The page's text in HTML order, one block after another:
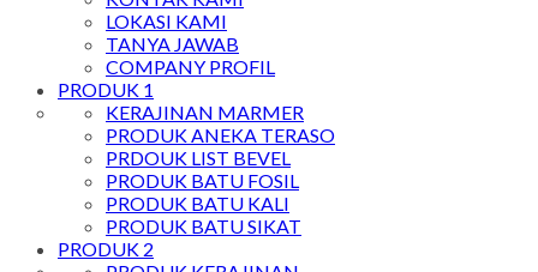
LOKASI KAMI
TANYA JAWAB
COMPANY PROFIL
PRODUK 1
KERAJINAN MARMER
PRODUK ANEKA TERASO
PRDOUK LIST BEVEL
PRODUK BATU FOSIL
PRODUK BATU KALI
PRODUK BATU SIKAT
PRODUK 2